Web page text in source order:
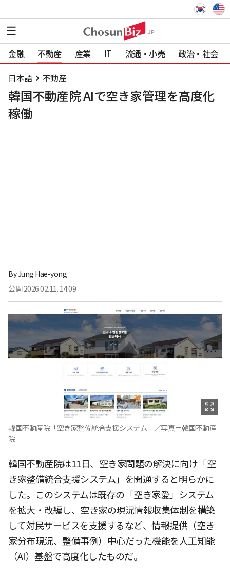
金融 不動産 産業 IT 流通・小売 政治・社会
日本語 不動産
韓国不動産院 AIで空き家管理を高度化
稼働
ByJung Hae-yong
公開 2026.02.11. 14:09
韓国不動産院「空き家整備統合支援システム」／写真＝韓国不動産
院
韓国不動産院は11日、空き家問題の解決に向け「空
き家整備統合支援システム」を開通すると明らかに
した。このシステムは既存の「空き家愛」システム
を拡大・改編し、空き家の現況情報収集体制を構築
して対民サービスを支援するなど、情報提供（空き
家分布現況、整備事例）中心だった機能を人工知能
（AI）基盤で高度化したものだ。